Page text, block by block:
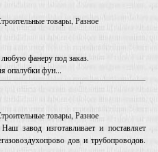
товары, Разное
фанеру под заказ.
опалубки фун...
товары, Разное
завод изготавливает и поставляет
дов и трубопроводов.